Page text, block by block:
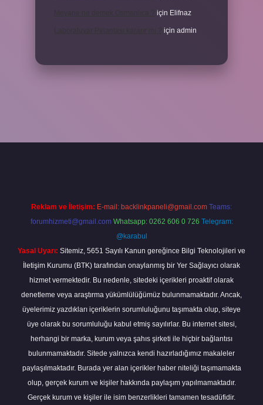
için Elifnaz
için admin
Reklam ve İletişim: E-mail: backlinkpaneli@gmail.com Teams:
forumhizmeti@gmail.com Whatsapp: 0262 606 0 726 Telegram:
@karabul
Yasal Uyarı: Sitemiz, 5651 Sayılı Kanun gereğince Bilgi Teknolojileri ve
İletişim Kurumu (BTK) tarafından onaylanmış bir Yer Sağlayıcı olarak
hizmet vermektedir. Bu nedenle, sitedeki içerikleri proaktif olarak
denetleme veya araştırma yükümlülüğümüz bulunmamaktadır. Ancak,
üyelerimiz yazdıkları içeriklerin sorumluluğunu taşımakta olup, siteye
üye olarak bu sorumluluğu kabul etmiş sayılırlar. Bu internet sitesi,
herhangi bir marka, kurum veya şahıs şirketi ile hiçbir bağlantısı
bulunmamaktadır. Sitede yalnızca kendi hazırladığımız makaleler
paylaşılmaktadır. Burada yer alan içerikler haber niteliği taşımamakta
olup, gerçek kurum ve kişiler hakkında paylaşım yapılmamaktadır.
Gerçek kurum ve kişiler ile isim benzerlikleri tamamen tesadüfidir.